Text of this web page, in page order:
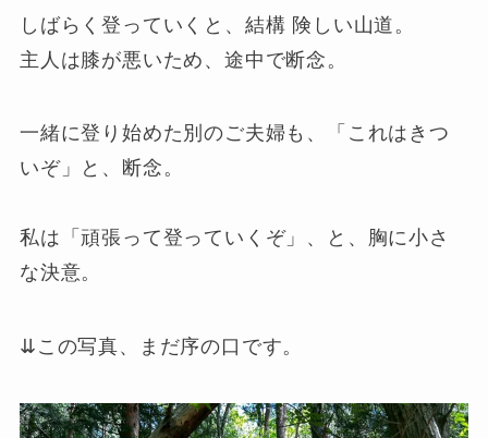
しばらく登っていくと、結構 険しい山道。
主人は膝が悪いため、途中で断念。
一緒に登り始めた別のご夫婦も、「これはきつ
いぞ」と、断念。
私は「頑張って登っていくぞ」、と、胸に小さ
な決意。
⇊この写真、まだ序の口です。